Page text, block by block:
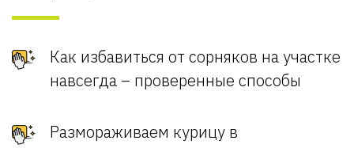
Как избавиться от сорняков на участке
навсегда – проверенные способы
Размораживаем курицу в